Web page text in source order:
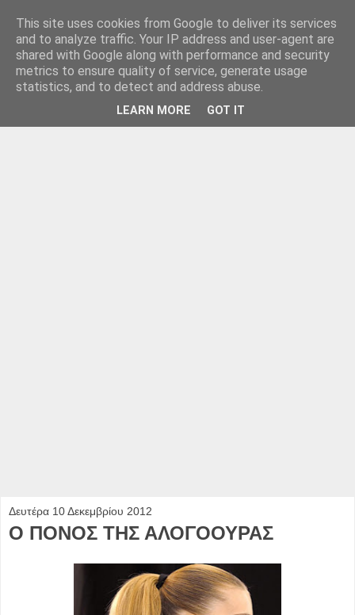
Δευτέρα 10 Δεκεμβρίου 2012
Ο ΠΟΝΟΣ ΤΗΣ ΑΛΟΓΟΟΥΡΑΣ
This site uses cookies from Google to deliver its services
and to analyze traffic. Your IP address and user-agent are
shared with Google along with performance and security
metrics to ensure quality of service, generate usage
statistics, and to detect and address abuse.
LEARN MORE GOT IT